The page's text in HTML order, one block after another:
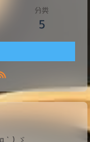
分类
5
｀）ゞ